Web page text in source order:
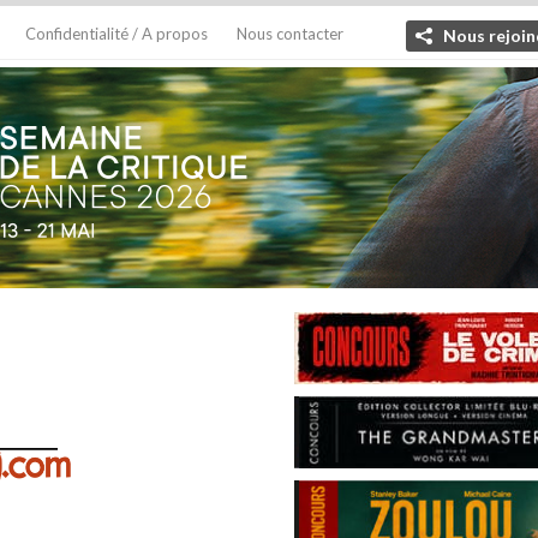
Confidentialité / A propos Nous contacter Nous